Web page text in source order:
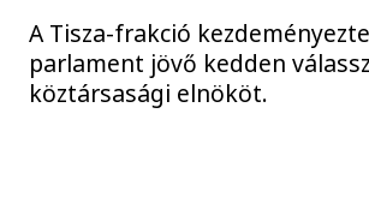
A Tisza-frakció
parlament jövő kedden
köztársasági elnököt.